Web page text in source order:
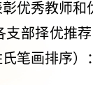
优秀教师
部择优推
笔画排序）：